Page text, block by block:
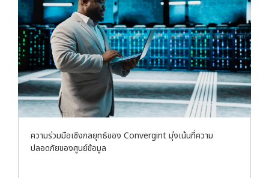
ความร่วมมือเชิงกลยุทธ์ของ Convergint มุ่งเน้นที่ความ
ปลอดภัยของศูนย์ข้อมูล